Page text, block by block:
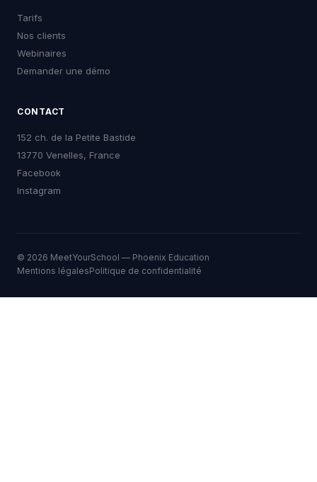
Tarifs
Nos clients
Webinaires
Demander une démo
CONTACT
152 ch. de la Petite Bastide
13770 Venelles, France
Facebook
Instagram
© 2026 MeetYourSchool — Phoenix Education
Mentions légalesPolitique de confidentialité